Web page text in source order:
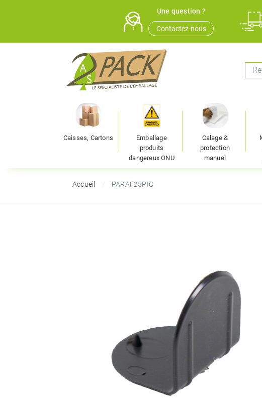
Une question ?
Contactez-nous
Caisses, Cartons
Emballage
produits
dangereux ONU
Calage &
protection
manuel
Accueil PARAF25PIC